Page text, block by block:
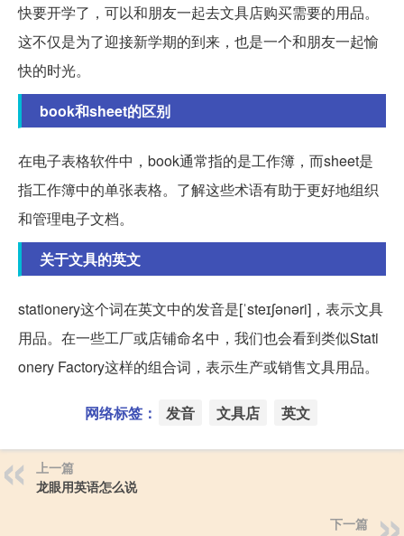
快要开学了，可以和朋友一起去文具店购买需要的用品。
这不仅是为了迎接新学期的到来，也是一个和朋友一起愉
快的时光。
book和sheet的区别
在电子表格软件中，book通常指的是工作簿，而sheet是
指工作簿中的单张表格。了解这些术语有助于更好地组织
和管理电子文档。
关于文具的英文
stationery这个词在英文中的发音是[ˈsteɪʃənəri]，表示文具
用品。在一些工厂或店铺命名中，我们也会看到类似Stati
onery Factory这样的组合词，表示生产或销售文具用品。
网络标签： 发音 文具店 英文
上一篇
龙眼用英语怎么说
下一篇